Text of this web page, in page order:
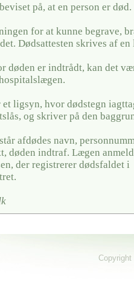
på, at en person er død.
for at kunne begrave,
Dødsattesten skrives af en
døden er indtrådt, kan det
ligsyn, hvor dødstegn
og skriver på den
afdødes navn,
døden indtraf. Lægen
der registrerer dødsfaldet i